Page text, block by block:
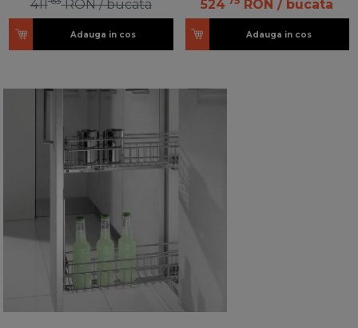
411 RON / bucata
Adauga in cos
524 RON / bucata
Adauga in cos